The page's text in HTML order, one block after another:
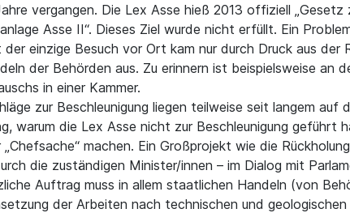
vergangen. Die Lex Asse hieß 2013 offiziell
Asse II“. Dieses Ziel wurde nicht erfüllt. Ein
einzige Besuch vor Ort kam nur durch Druck aus
der Behörden aus. Zu erinnern ist beispielsweise an
in einer Kammer.
zur Beschleunigung liegen teilweise seit langem auf
warum die Lex Asse nicht zur Beschleunigung geführt
„Chefsache“ machen. Ein Großprojekt wie die
die zuständigen Minister/innen – im Dialog mit
Auftrag muss in allem staatlichen Handeln (von
der Arbeiten nach technischen und